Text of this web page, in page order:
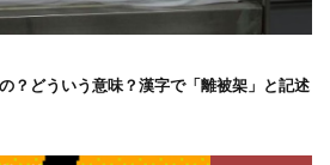
？どういう意味？漢字で「離被架」と記述